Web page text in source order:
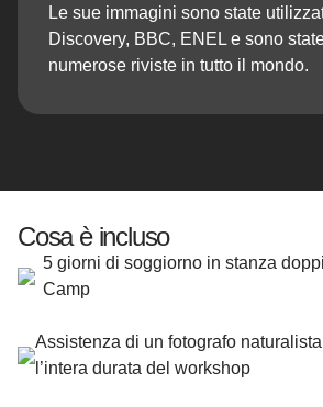
Le sue immagini sono state
Discovery, BBC, ENEL e sono
numerose riviste in tutto il mondo.
Cosa è incluso
5 giorni di soggiorno in stanza
Camp
Assistenza di un fotografo
l’intera durata del workshop